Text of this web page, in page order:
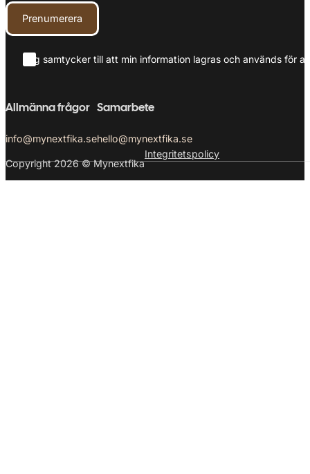
Prenumerera
Jag samtycker till att min information lagras och används för
Allmänna frågor
info@mynextfika.se
Samarbete
hello@mynextfika.se
Copyright 2026 © Mynextfika
Integritetspolicy